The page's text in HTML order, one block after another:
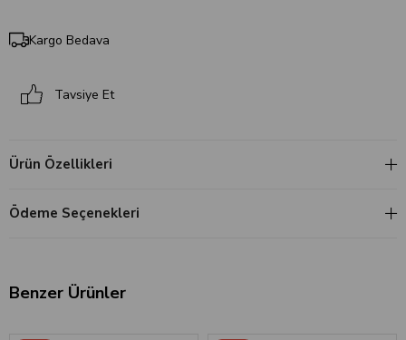
Kargo Bedava
Tavsiye Et
Ürün Özellikleri
Ödeme Seçenekleri
Benzer Ürünler